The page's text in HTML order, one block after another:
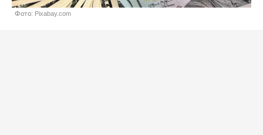
Фото: Pixabay.com